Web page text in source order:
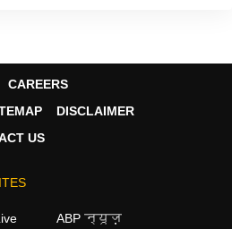
CAREERS
DISCLAIMER
US
ABP न्यूज़